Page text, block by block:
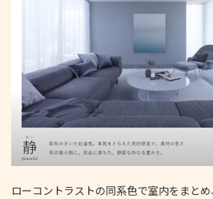
ローコントラストの同系色で室内をまと